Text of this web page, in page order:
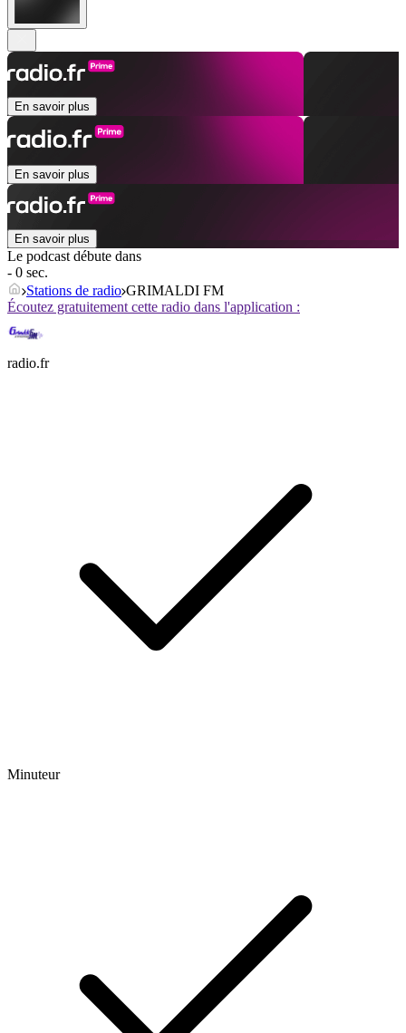
En savoir plus
En savoir plus
En savoir plus
Le podcast débute dans
- 0 sec.
Stations de radio GRIMALDI FM
Écoutez gratuitement cette radio dans l'application :
radio.fr
Minuteur